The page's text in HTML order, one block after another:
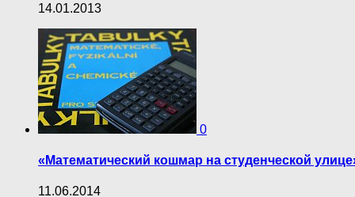
14.01.2013
0
«Математический кошмар на студенческой
11.06.2014